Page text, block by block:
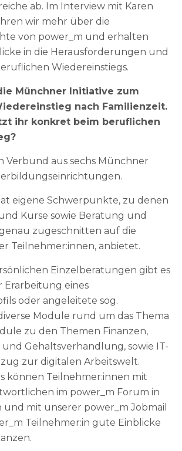
ab. Im Interview mit Karen
wir mehr über die
von power_m und erhalten
in die Herausforderungen und
Wiedereinstiegs.
Münchner Initiative zum
nach Familienzeit.
ihr konkret beim beruflichen
Verbund aus sechs Münchner
eigene Schwerpunkte, zu denen
Kurse sowie Beratung und
zugeschnitten auf die
Teilnehmer:innen, anbietet.
Einzelberatungen gibt es
Erarbeitung eines
oder angeleitete sog.
Module rund um das Thema
zu den Themen Finanzen,
Gehaltsverhandlung, sowie IT-
zur digitalen Arbeitswelt.
können Teilnehmer:innen mit
im power_m Forum in
mit unserer power_m Jobmail
Teilnehmer:in gute Einblicke